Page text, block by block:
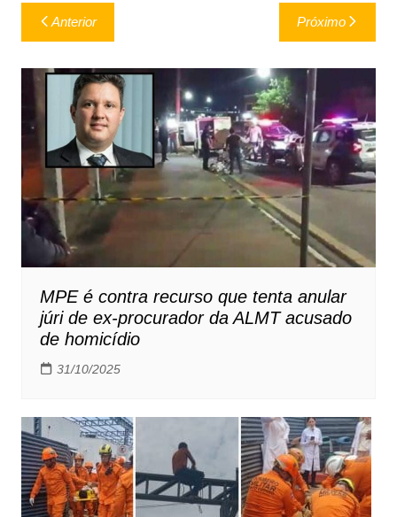
Navegação
de
Post
Anterior Próximo
MPE é contra recurso que tenta anular
júri de ex-procurador da ALMT acusado
de homicídio
31/10/2025